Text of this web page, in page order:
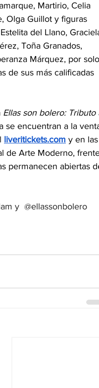
Martirio, Celia
Olga Guillot y figuras
del Llano,
Toña Granados,
Márquez, por
de sus más calificadas
Ellas son bolero:
se encuentran a la
liveritickets.com y en
de Arte Moderno,
permanecen abiertas
y  @ellassonbolero